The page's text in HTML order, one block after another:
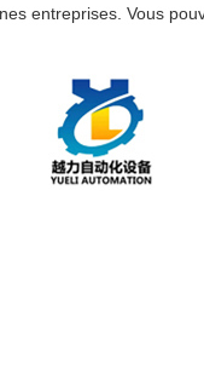
entreprises. Vous